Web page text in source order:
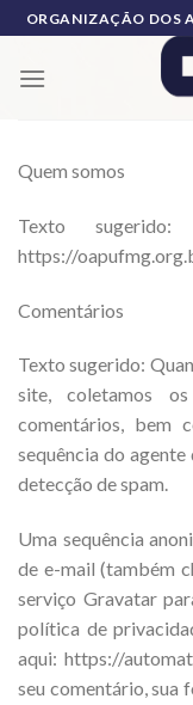
Skip
to
content
ORGANIZAÇÃO DOS
Quem somos
Texto
https://
Comentários
Texto sugerido:
site, coletamos
comentários, bem
sequência do
detecção de spam.
Uma sequência
de e-mail (também
serviço Gravatar
política de
aqui: https://
seu comentário, sua